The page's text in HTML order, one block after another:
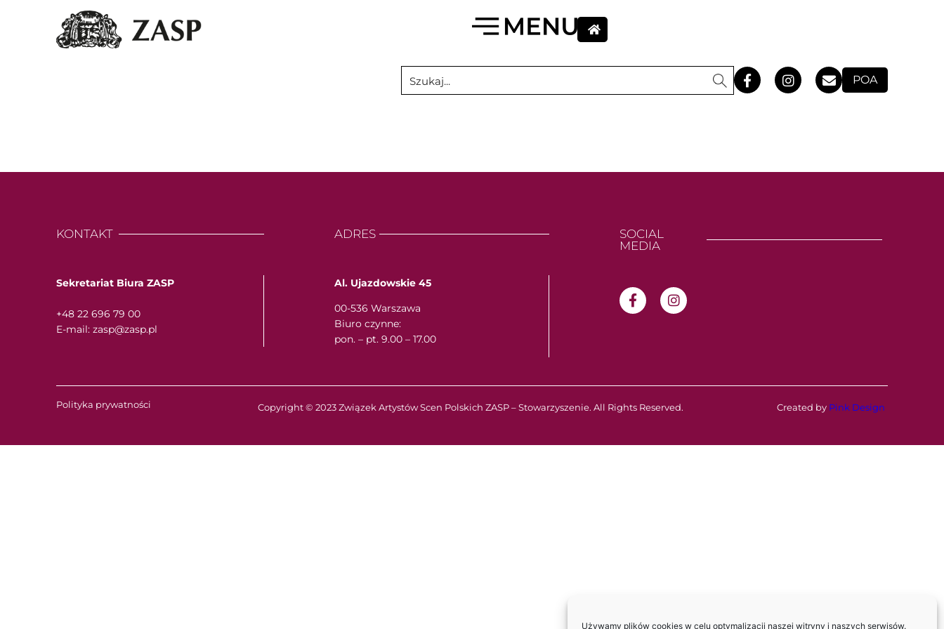
Używamy plików cookies w celu optymalizacji naszej witryny i naszych serwisów.
POA
KONTAKT
Sekretariat Biura ZASP
+48 22 696 79 00
E-mail: zasp@zasp.pl
ADRES
Al. Ujazdowskie 45
00-536 Warszawa
Biuro czynne:
pon. – pt. 9.00 – 17.00
SOCIAL
MEDIA
Polityka prywatności Copyright © 2023 Związek Artystów Scen Polskich ZASP – Stowarzyszenie. All Rights Reserved. Created by Pink Design